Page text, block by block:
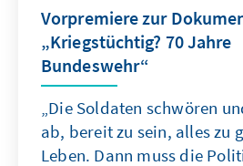
Vorpremiere zur
„Kriegstüchtig? 70 Jahre
Bundeswehr“
„Die Soldaten schwören
ab, bereit zu sein, alles zu
Leben. Dann muss die